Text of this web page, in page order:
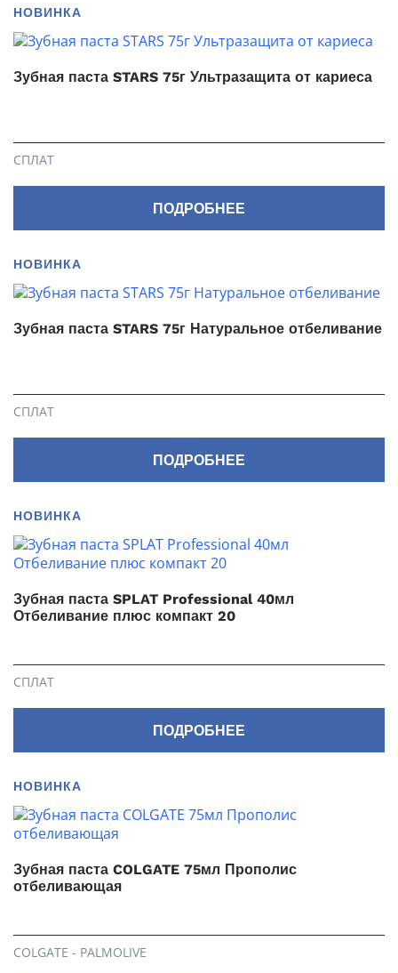
НОВИНКА
Зубная паста STARS 75г Ультразащита от кариеса
СПЛАТ
ПОДРОБНЕЕ
НОВИНКА
Зубная паста STARS 75г Натуральное отбеливание
СПЛАТ
ПОДРОБНЕЕ
НОВИНКА
Зубная паста SPLAT Professional 40мл
Отбеливание плюс компакт 20
СПЛАТ
ПОДРОБНЕЕ
НОВИНКА
Зубная паста COLGATE 75мл Прополис
отбеливающая
COLGATE - PALMOLIVE